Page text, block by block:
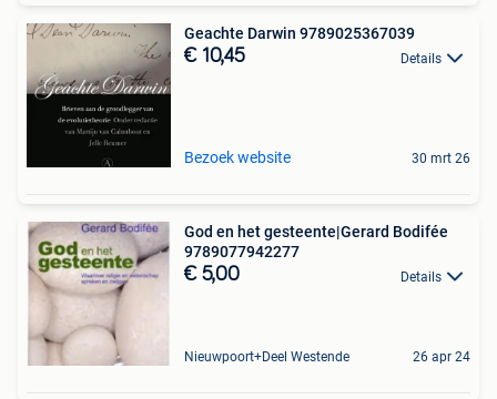
Geachte Darwin 9789025367039
€ 10,45 Details
Bezoek website 30 mrt 26
God en het gesteente|Gerard Bodifée
9789077942277
€ 5,00 Details
Nieuwpoort+Deel Westende 26 apr 24